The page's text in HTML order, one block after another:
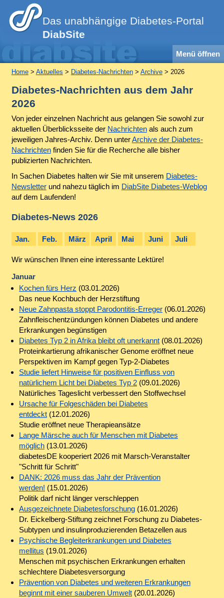
Das unabhängige Diabetes-Portal
DiabSite
Menü öffnen
Home> Aktuelles > Diabetes-Nachrichten> Archive> 2026
Diabetes-Nachrichten aus dem Jahr
2026
Von jeder einzelnen Nachricht aus gelangen Sie sowohl zur
aktuellen Überblicksseite der Nachrichtenals auch zum
jeweiligen Jahres-Archiv. Denn unterArchive der Diabetes-
Nachrichtenfinden Sie für die Recherche alle bisher
publizierten Nachrichten.
In Sachen Diabetes halten wir Sie mit unserem Diabetes-
Newsletterund nahezu täglich im DiabSite Diabetes-Weblog
auf dem Laufenden!
Diabetes-News 2026
Jan. Feb. März April Mai Juni Juli
Wir wünschen Ihnen eine interessante Lektüre!
Januar
Kochen fürs Herz (03.01.2026)
Das neue Kochbuch der Herzstiftung
Neue Zahnpasta stoppt Parodontitis-Erreger(06.01.2026)
Zahnfleischentzündungen können Diabetes und andere
Erkrankungen begünstigen
Diabetes Typ 2 in Afrika bleibt oft unerkannt(08.01.2026)
Proteinkartierung afrikanischer Genome eröffnet neue
Perspektiven im Kampf gegen Typ-2-Diabetes
Studie liefert Hinweise für positiven Einfluss von
natürlichem Licht bei Diabetes Typ 2(09.01.2026)
Natürliches Tageslicht verbessert den Stoffwechsel
Ursache für Folgeschäden bei Diabetes
entdeckt(12.01.2026)
Studie eröffnet neue Therapieansätze
Lange Märsche auch für Menschen mit Diabetes
möglich(13.01.2026)
diabetesDE kooperiert 2026 mit Marsch-Veranstalter
"Schritt für Schritt"
DANK: 2026 muss das Jahr der Prävention
werden! (15.01.2026)
Politik darf nicht länger verschleppen
Ausgezeichnete Diabetesforschung(16.01.2026)
Dr. Eickelberg-Stiftung zeichnet Forschung zu Diabetes-
Subtypen und insulinproduzierenden Betazellen aus
Psychische Begleiterkrankungen und Diabetes
mellitus (19.01.2026)
Menschen mit psychischen Erkrankungen erhalten
schlechtere Diabetesversorgung
Prävention von Diabetes und weiteren Erkrankungen
beginnt mit einer sauberen Umwelt(20.01.2026)